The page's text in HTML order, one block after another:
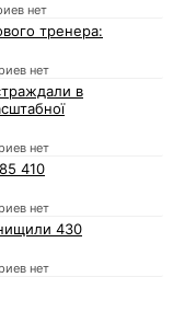
нет
тренера:
нет
в
нет
410
нет
430
нет